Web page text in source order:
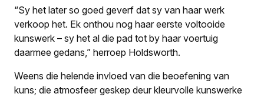
“Sy het later so goed geverf dat sy van haar werk
verkoop het. Ek onthou nog haar eerste voltooide
kunswerk – sy het al die pad tot by haar voertuig
daarmee gedans,” herroep Holdsworth.
Weens die helende invloed van die beoefening van
kuns; die atmosfeer geskep deur kleurvolle kunswerke